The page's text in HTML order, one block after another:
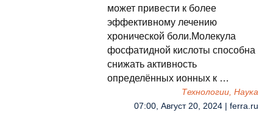
может привести к более
эффективному лечению
хронической боли.Молекула
фосфатидной кислоты способна
снижать активность
определённых ионных к …
Технологии, Наука
07:00, Август 20, 2024 | ferra.ru